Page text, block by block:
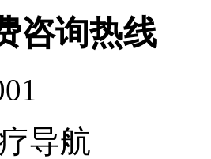
咨询热线
导航